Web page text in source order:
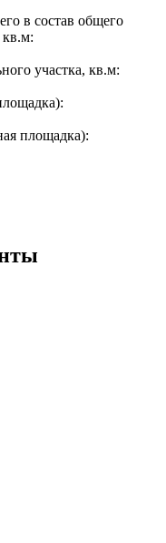
в состав общего
участка, кв.м:
площадка):